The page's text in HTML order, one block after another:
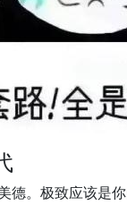
德。极致应该是